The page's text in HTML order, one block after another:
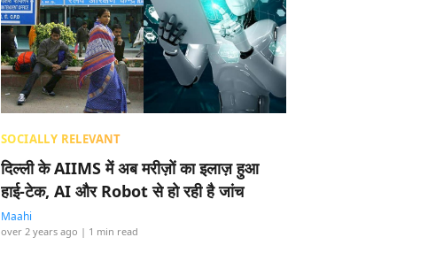
SOCIALLY RELEVANT
दिल्ली के AIIMS में अब मरीज़ों का इलाज़ हुआ
हाई-टेक, AI और Robot से हो रही है जांच
Maahi
over 2 years ago | 1 min read